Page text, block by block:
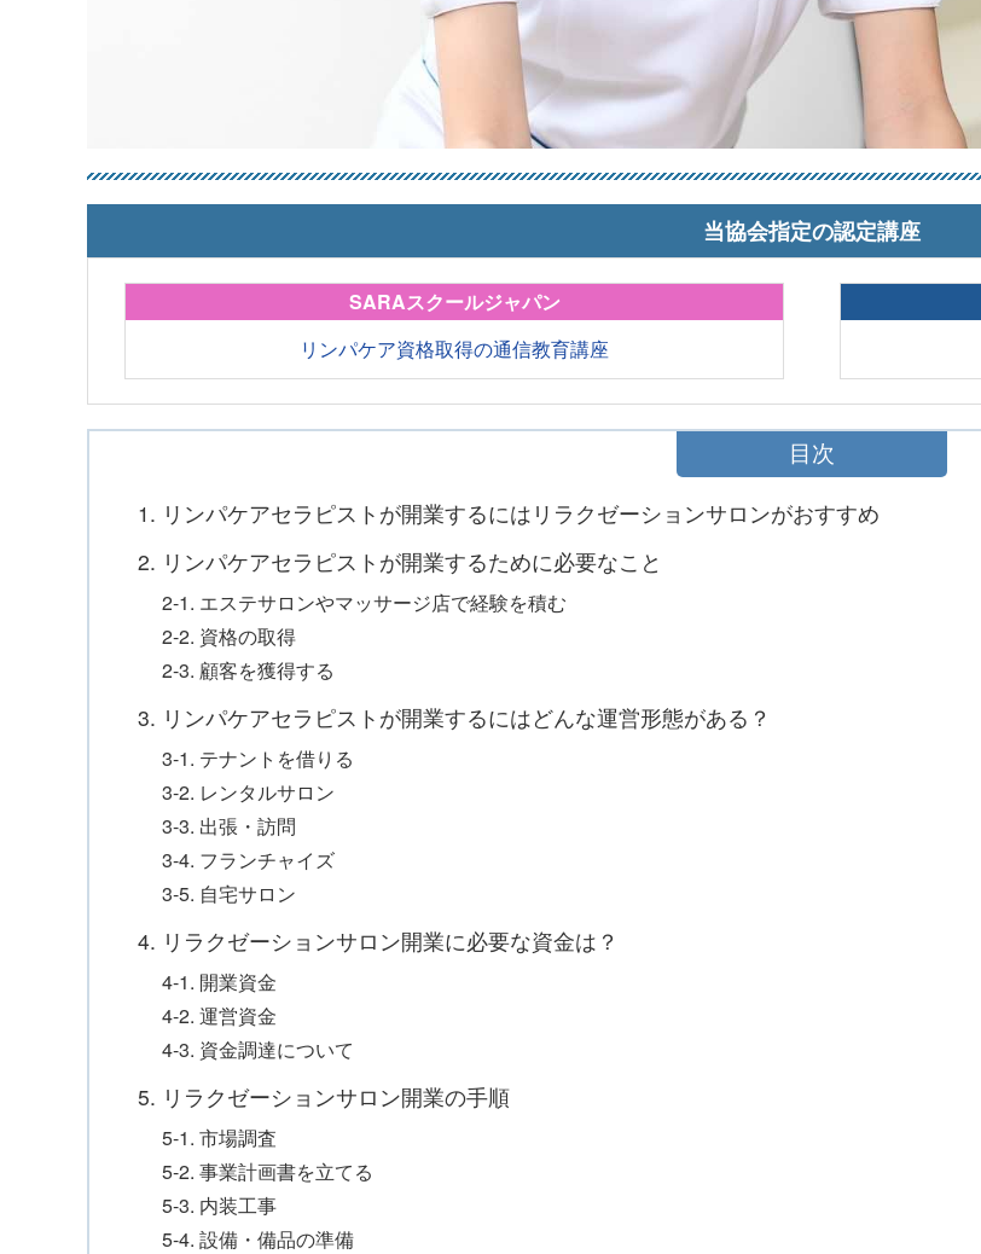
当協会指定の認定講座
SARAスクールジャパン
リンパケア資格取得の通信教育講座
目次
1. リンパケアセラピストが開業するにはリラクゼーションサロンがおすすめ
2. リンパケアセラピストが開業するために必要なこと
2-1. エステサロンやマッサージ店で経験を積む
2-2. 資格の取得
2-3. 顧客を獲得する
3. リンパケアセラピストが開業するにはどんな運営形態がある？
3-1. テナントを借りる
3-2. レンタルサロン
3-3. 出張・訪問
3-4. フランチャイズ
3-5. 自宅サロン
4. リラクゼーションサロン開業に必要な資金は？
4-1. 開業資金
4-2. 運営資金
4-3. 資金調達について
5. リラクゼーションサロン開業の手順
5-1. 市場調査
5-2. 事業計画書を立てる
5-3. 内装工事
5-4. 設備・備品の準備